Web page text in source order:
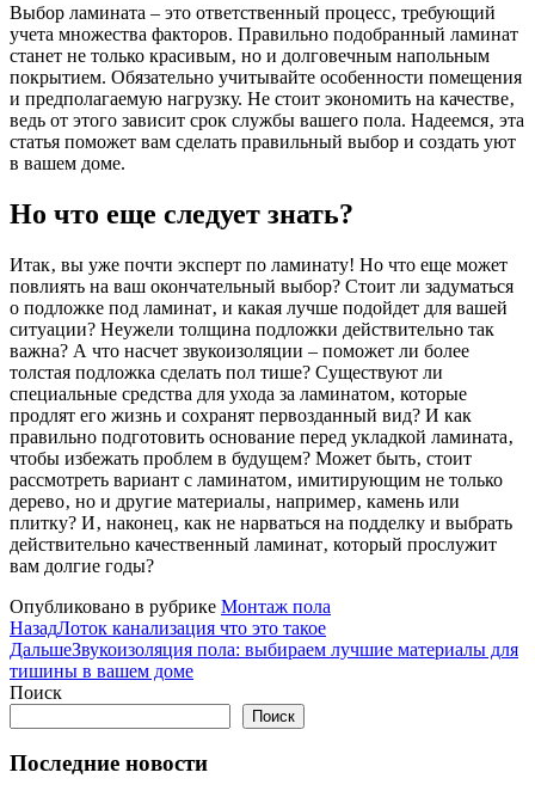
Выбор ламината – это ответственный процесс‚ требующий
учета множества факторов. Правильно подобранный ламинат
станет не только красивым‚ но и долговечным напольным
покрытием. Обязательно учитывайте особенности помещения
и предполагаемую нагрузку. Не стоит экономить на качестве‚
ведь от этого зависит срок службы вашего пола. Надеемся‚ эта
статья поможет вам сделать правильный выбор и создать уют
в вашем доме.
Но что еще следует знать?
Итак‚ вы уже почти эксперт по ламинату! Но что еще может
повлиять на ваш окончательный выбор? Стоит ли задуматься
о подложке под ламинат‚ и какая лучше подойдет для вашей
ситуации? Неужели толщина подложки действительно так
важна? А что насчет звукоизоляции – поможет ли более
толстая подложка сделать пол тише? Существуют ли
специальные средства для ухода за ламинатом‚ которые
продлят его жизнь и сохранят первозданный вид? И как
правильно подготовить основание перед укладкой ламината‚
чтобы избежать проблем в будущем? Может быть‚ стоит
рассмотреть вариант с ламинатом‚ имитирующим не только
дерево‚ но и другие материалы‚ например‚ камень или
плитку? И‚ наконец‚ как не нарваться на подделку и выбрать
действительно качественный ламинат‚ который прослужит
вам долгие годы?
Опубликовано в рубрике Монтаж пола
НазадЛоток канализация что это такое
ДальшеЗвукоизоляция пола: выбираем лучшие материалы для
тишины в вашем доме
Поиск
Поиск
Последние новости